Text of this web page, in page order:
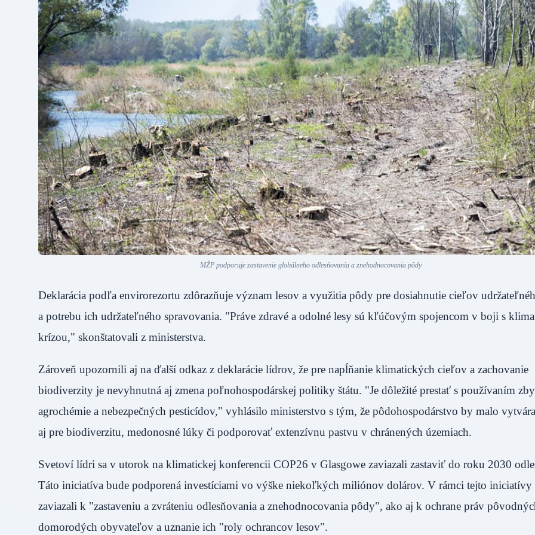
MŽP podporuje zastavenie globálneho odlesňovania a znehodnocovania pôdy
Deklarácia podľa envirorezortu zdôrazňuje význam lesov a využitia pôdy pre dosiahnutie cieľov
a potrebu ich udržateľného spravovania. "Práve zdravé a odolné lesy sú kľúčovým spojencom v boji s
krízou," skonštatovali z ministerstva.
Zároveň upozornili aj na ďalší odkaz z deklarácie lídrov, že pre napĺňanie klimatických cieľov a zachovanie
biodiverzity je nevyhnutná aj zmena poľnohospodárskej politiky štátu. "Je dôležité prestať s používaním
agrochémie a nebezpečných pesticídov," vyhlásilo ministerstvo s tým, že pôdohospodárstvo by malo
aj pre biodiverzitu, medonosné lúky či podporovať extenzívnu pastvu v chránených územiach.
Svetoví lídri sa v utorok na klimatickej konferencii COP26 v Glasgowe zaviazali zastaviť do roku 2030
Táto iniciatíva bude podporená investíciami vo výške niekoľkých miliónov dolárov. V rámci tejto iniciatívy
zaviazali k "zastaveniu a zvráteniu odlesňovania a znehodnocovania pôdy", ako aj k ochrane práv
domorodých obyvateľov a uznanie ich "roly ochrancov lesov".